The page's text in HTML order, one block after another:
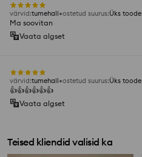
värvid:tumehall ostetud suurus:Üks toode
Ma soovitan
Vaata algset
värvid:tumehall ostetud suurus:Üks toode
👍️👍️👍️👍️👍️👍️
Vaata algset
Teised kliendid valisid ka